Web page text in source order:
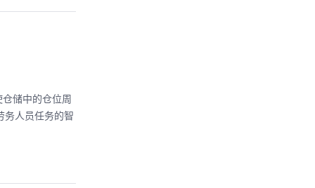
储中的仓位周
务人员任务的智